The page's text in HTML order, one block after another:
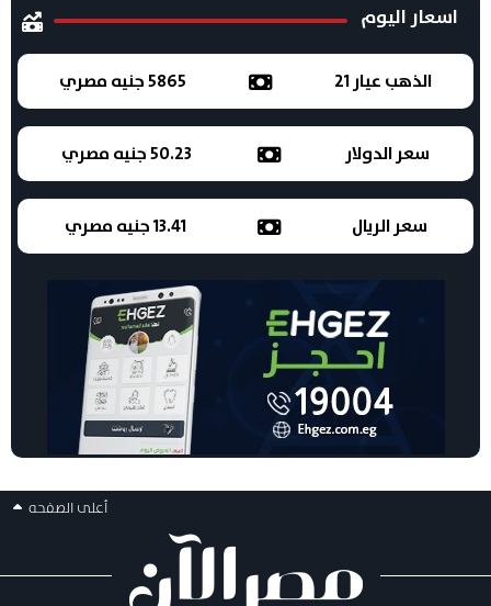
اسعار اليوم
الذهب عيار 21 5865 جنيه مصري
سعر الدولار 50.23 جنيه مصري
سعر الريال 13.41 جنيه مصري
أعلى الصفحه